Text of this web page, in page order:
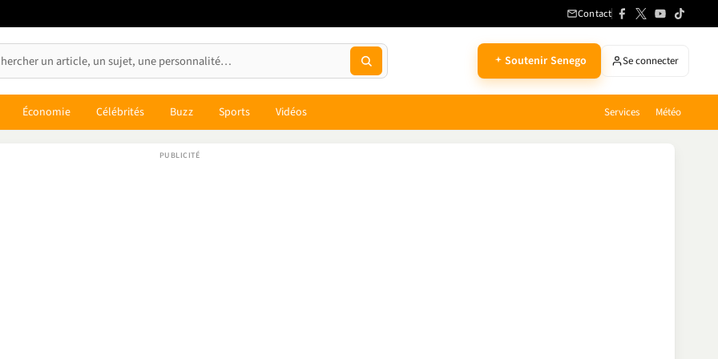
Contact
Soutenir Senego Se connecter
Économie Célébrités Buzz Sports Vidéos Services Météo